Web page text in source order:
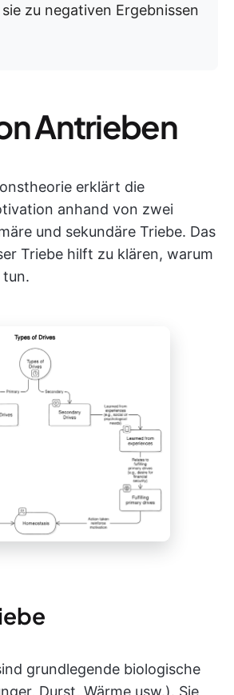
zu negativen Ergebnissen
Antrieben
erklärt die
anhand von zwei
und sekundäre Triebe. Das
Triebe hilft zu klären, warum
grundlegende biologische
Durst, Wärme usw.). Sie